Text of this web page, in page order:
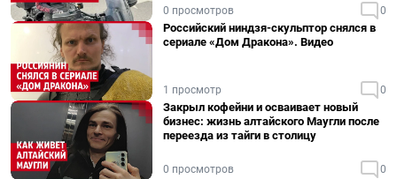
0 просмотров 0
Российский ниндзя-скульптор снялся в
сериале «Дом Дракона». Видео
1 просмотр 0
Закрыл кофейни и осваивает новый
бизнес: жизнь алтайского Маугли после
переезда из тайги в столицу
0 просмотров 0